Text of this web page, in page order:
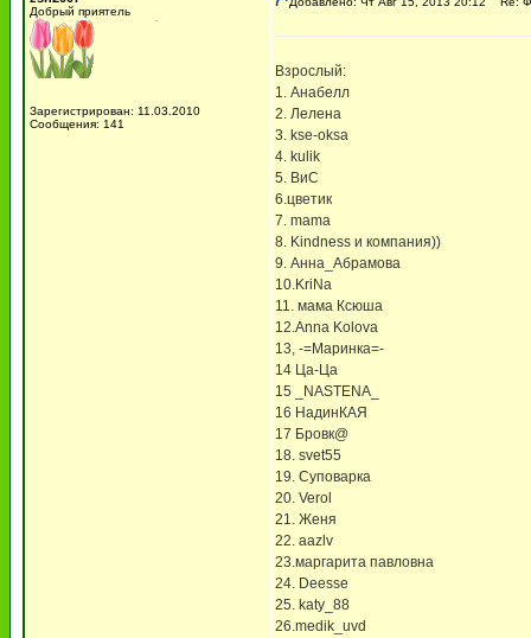
Добрый приятель
Зарегистрирован: 11.03.2010
Сообщения: 141
Взрослый:
1. Анабелл
2. Лелена
3. kse-oksa
4. kulik
5. ВиС
6.цветик
7. mama
8. Kindness и компания))
9. Анна_Абрамова
10.KriNa
11. мама Ксюша
12.Anna Kolova
13, -=Маринка=-
14 Ца-Ца
15 _NASTENA_
16 НадинКАЯ
17 Бровк@
18. svet55
19. Суповарка
20. Verol
21. Женя
22. aazlv
23.маргарита павловна
24. Deesse
25. katy_88
26.medik_uvd